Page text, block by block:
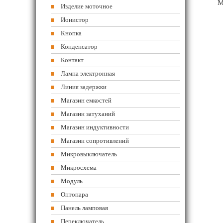
Изделие моточное
Ионистор
Кнопка
Конденсатор
Контакт
Лампа электронная
Линия задержки
Магазин емкостей
Магазин затуханий
Магазин индуктивности
Магазин сопротивлений
Микровыключатель
Микросхема
Модуль
Оптопара
Панель ламповая
Переключатель